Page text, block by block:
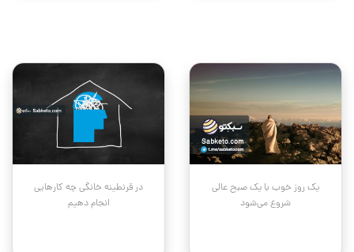
یک روز خوب با یک صبح عالی
شروع می‌شود
در قرنطینه خانگی چه کارهایی
انجام دهیم